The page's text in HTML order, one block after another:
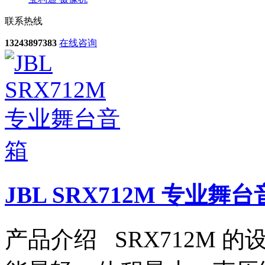
联系热线
13243897383 在线咨询
JBL SRX712M 专业舞台
产品介绍 SRX712M 的